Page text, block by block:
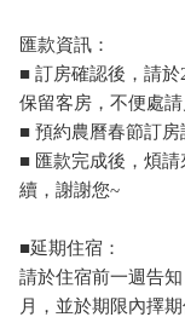
匯款資訊：
■ 訂房確認後，請
保留客房，不便處
■ 預約農曆春節訂房
■ 匯款完成後，煩
續，謝謝您~
■延期住宿：
請於住宿前一週告
月，並於期限內擇期